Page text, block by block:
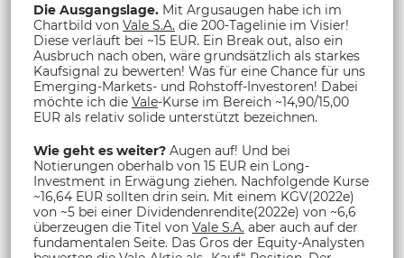
Die Ausgangslage. Mit Argusaugen habe ich im
Chartbild von Vale S.A. die 200-Tagelinie im Visier!
Diese verläuft bei ~15 EUR. Ein Break out, also ein
Ausbruch nach oben, wäre grundsätzlich als starkes
Kaufsignal zu bewerten! Was für eine Chance für uns
Emerging-Markets- und Rohstoff-Investoren! Dabei
möchte ich die Vale-Kurse im Bereich ~14,90/15,00
EUR als relativ solide unterstützt bezeichnen.
Wie geht es weiter? Augen auf! Und bei
Notierungen oberhalb von 15 EUR ein Long-
Investment in Erwägung ziehen. Nachfolgende Kurse
~16,64 EUR sollten drin sein. Mit einem KGV(2022e)
von ~5 bei einer Dividendenrendite(2022e) von ~6,6
überzeugen die Titel von Vale S.A. aber auch auf der
fundamentalen Seite. Das Gros der Equity-Analysten